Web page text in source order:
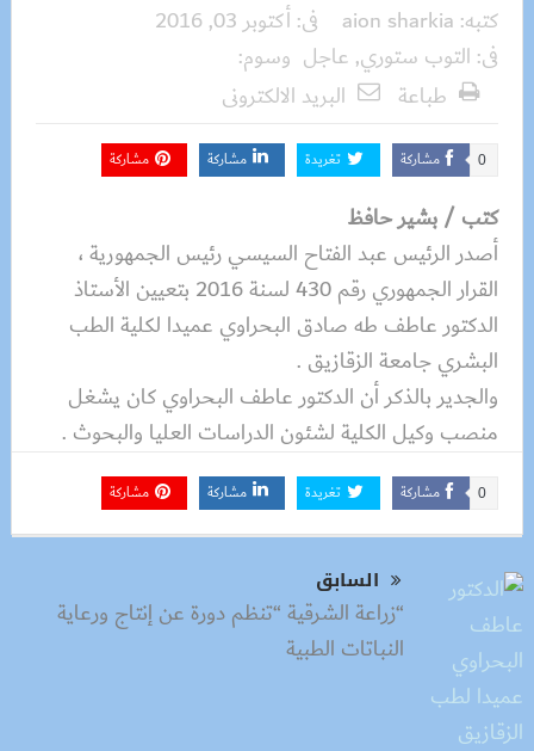
كتبه: aion sharkia فى:أكتوبر 03, 2016
فى: التوب ستوري, عاجل وسوم:
طباعة
البريد الالكترونى
مشاركة 0 تغريدة مشاركة مشاركة
كتب / بشير حافظ
أصدر الرئيس عبد الفتاح السيسي رئيس الجمهورية ،
القرار الجمهوري رقم 430 لسنة 2016 بتعيين الأستاذ
الدكتور عاطف طه صادق البحراوي عميدا لكلية الطب
البشري جامعة الزقازيق .
والجدير بالذكر أن الدكتور عاطف البحراوي كان يشغل
منصب وكيل الكلية لشئون الدراسات العليا والبحوث .
مشاركة 0 تغريدة مشاركة مشاركة
السابق
“زراعة الشرقية “تنظم دورة عن إنتاج ورعاية
النباتات الطبية